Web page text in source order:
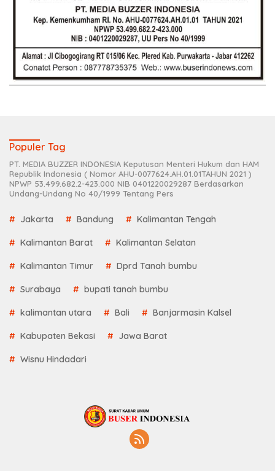
Populer Tag
PT. MEDIA BUZZER INDONESIA Keputusan Menteri Hukum dan HAM
Republik Indonesia ( Nomor AHU-0077624.AH.01.01TAHUN 2021 )
NPWP 53.499.682.2-423.000 NIB 0401220029287 Berdasarkan
Undang-Undang No 40/1999 Tentang Pers
Jakarta Bandung Kalimantan Tengah
Kalimantan Barat Kalimantan Selatan
Kalimantan Timur Dprd Tanah bumbu
Surabaya bupati tanah bumbu
kalimantan utara Bali Banjarmasin Kalsel
Kabupaten Bekasi Jawa Barat
Wisnu Hindadari